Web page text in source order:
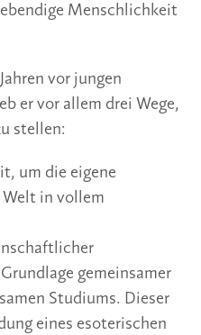
Menschlichkeit
vor jungen
er vor allem drei Wege,
stellen:
um die eigene
Welt in vollem
gemeinsamer
Studiums. Dieser
eines esoterischen